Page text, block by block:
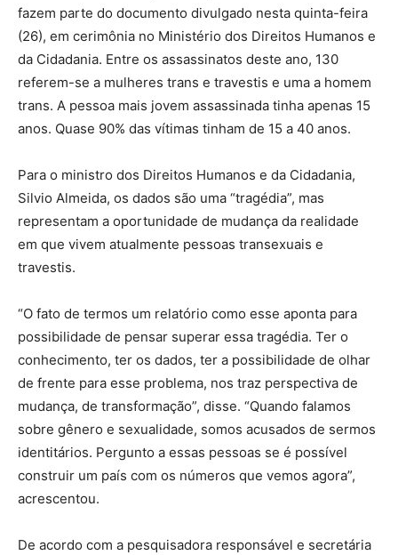
fazem parte do documento divulgado nesta quinta-feira
(26), em cerimônia no Ministério dos Direitos Humanos e
da Cidadania. Entre os assassinatos deste ano, 130
referem-se a mulheres trans e travestis e uma a homem
trans. A pessoa mais jovem assassinada tinha apenas 15
anos. Quase 90% das vítimas tinham de 15 a 40 anos.
Para o ministro dos Direitos Humanos e da Cidadania,
Silvio Almeida, os dados são uma “tragédia”, mas
representam a oportunidade de mudança da realidade
em que vivem atualmente pessoas transexuais e
travestis.
“O fato de termos um relatório como esse aponta para
possibilidade de pensar superar essa tragédia. Ter o
conhecimento, ter os dados, ter a possibilidade de olhar
de frente para esse problema, nos traz perspectiva de
mudança, de transformação”, disse. “Quando falamos
sobre gênero e sexualidade, somos acusados de sermos
identitários. Pergunto a essas pessoas se é possível
construir um país com os números que vemos agora”,
acrescentou.
De acordo com a pesquisadora responsável e secretária